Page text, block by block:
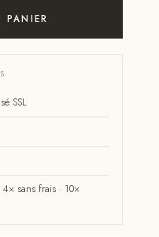
PANIER
SSL
sans frais · 10×